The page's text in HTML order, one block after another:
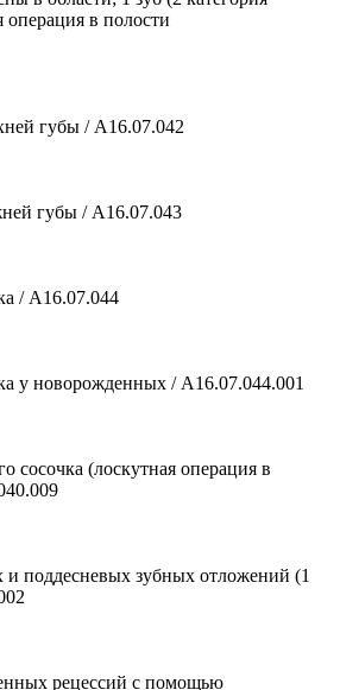
операция в полости
губы / A16.07.042
губы / A16.07.043
/ A16.07.044
у новорожденных / A16.07.044.001
сосочка (лоскутная операция в
и поддесневых зубных отложений (1
рецессий с помощью